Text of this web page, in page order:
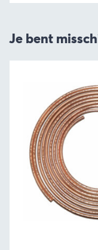
Je bent